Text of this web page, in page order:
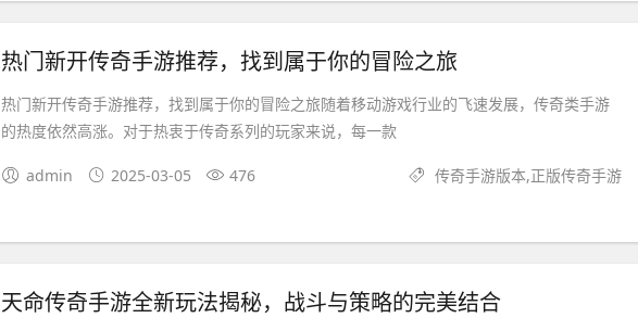
热门新开传奇手游推荐，找到属于你的冒险之旅
热门新开传奇手游推荐，找到属于你的冒险之旅随着移动游戏行业的飞速发展，传奇类手游
的热度依然高涨。对于热衷于传奇系列的玩家来说，每一款
admin 2025-03-05 476 传奇手游版本,正版传奇手游
天命传奇手游全新玩法揭秘，战斗与策略的完美结合